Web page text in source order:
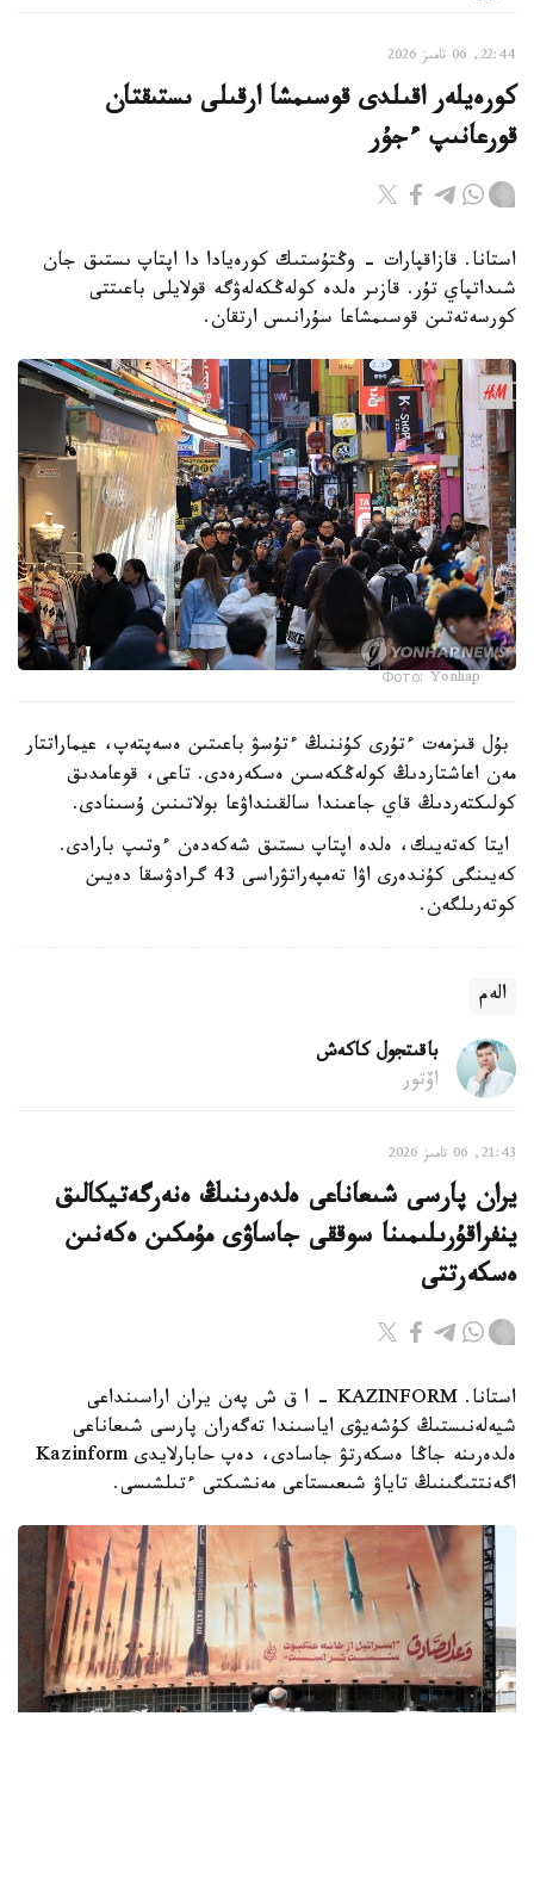
22:44, 06 تامىز 2026
كورەيلەر اقىلدى قوسىمشا ارقىلى ىستىقتان
قورعانىپ ءجۇر
استانا. قازاقپارات - وڭتۇستىك كورەيادا دا اپتاپ ىستىق جان
شىداتپاي تۇر. قازىر ەلدە كولەڭكەلەۋگە قولايلى باعىتتى
كورسەتەتىن قوسىمشاعا سۇرانىس ارتقان.
Фото: Yonhap
بۇل قىزمەت ءتۇرى كۇننىڭ ءتۇسۋ باعىتىن ەسەپتەپ، عيماراتتار
مەن اعاشتاردىڭ كولەڭكەسىن ەسكەرەدى. تاعى، قوعامدىق
كولىكتەردىڭ قاي جاعىندا سالقىنداۋعا بولاتىنىن ۇسىنادى.
ايتا كەتەيىك، ەلدە اپتاپ ىستىق شەكەدەن ءوتىپ بارادى.
كەيىنگى كۇندەرى اۋا تەمپەراتۋراسى 43 گرادۋسقا دەيىن
كوتەرىلگەن.
الەم
باقىتجول كاكەش
اۆتور
21:43, 06 تامىز 2026
يران پارسى شىعاناعى ەلدەرىنىڭ ەنەرگەتيكالىق
ينفراقۇرىلىمىنا سوققى جاساۋى مۇمكىن ەكەنىن
ەسكەرتتى
استانا. KAZINFORM - ا ق ش پەن يران اراسىنداعى
شيەلەنىستىڭ كۇشەيۋى اياسىندا تەگەران پارسى شىعاناعى
ەلدەرىنە جاڭا ەسكەرتۋ جاسادى، دەپ حابارلايدى Kazinform
اگەنتتىگىنىڭ تاياۋ شىعىستاعى مەنشىكتى ءتىلشىسى.